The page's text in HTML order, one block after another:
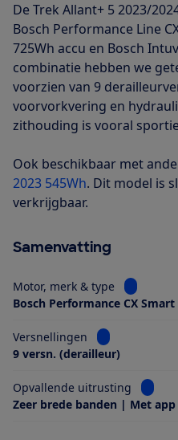
De Trek Allant+ 5 2023/
Bosch Performance Line
725Wh accu en Bosch
combinatie hebben we
voorzien van 9
voorvorkvering en
zithouding is vooral
Ook beschikbaar met
2023 545Wh. Dit model is
verkrijgbaar.
Samenvatting
Motor, merk & type
Bekijk
Bosch Performance CX Smart
Versnellingen
Bekijk
9 versn. (derailleur)
Opvallende uitrusting
Bekijk
Zeer brede banden | Met app